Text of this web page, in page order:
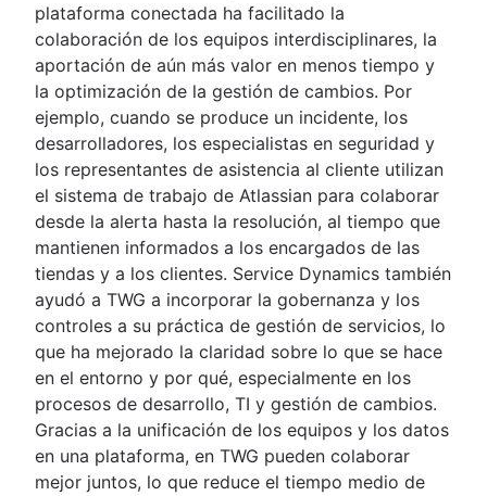
plataforma conectada ha facilitado la
colaboración de los equipos interdisciplinares, la
aportación de aún más valor en menos tiempo y
la optimización de la gestión de cambios. Por
ejemplo, cuando se produce un incidente, los
desarrolladores, los especialistas en seguridad y
los representantes de asistencia al cliente utilizan
el sistema de trabajo de Atlassian para colaborar
desde la alerta hasta la resolución, al tiempo que
mantienen informados a los encargados de las
tiendas y a los clientes. Service Dynamics también
ayudó a TWG a incorporar la gobernanza y los
controles a su práctica de gestión de servicios, lo
que ha mejorado la claridad sobre lo que se hace
en el entorno y por qué, especialmente en los
procesos de desarrollo, TI y gestión de cambios.
Gracias a la unificación de los equipos y los datos
en una plataforma, en TWG pueden colaborar
mejor juntos, lo que reduce el tiempo medio de